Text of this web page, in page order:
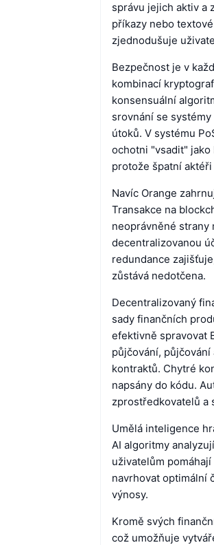
správu jejich aktiv a
příkazy nebo
zjednodušuje
Bezpečnost je v
kombinací
konsensuální
srovnání se
útoků. V systému
ochotni "vsadit"
protože špatní
Navíc Orange
Transakce na
neoprávněné strany
decentralizovanou
redundance
zůstává nedotčena.
Decentralizovaný
sady finančních
efektivně spravovat
půjčování,
kontraktů. Chytré
napsány do kódu.
zprostředkovatelů a
Umělá inteligence
AI algoritmy
uživatelům
navrhovat optimální
výnosy.
Kromě svých
což umožňuje